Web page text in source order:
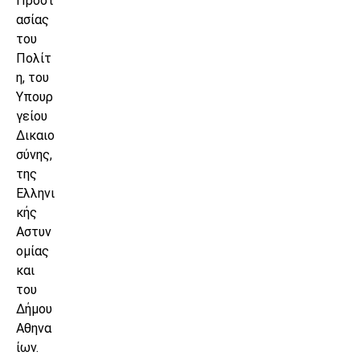
ασίας
του
Πολίτ
η, του
Υπουρ
γείου
Δικαιο
σύνης,
της
Ελληνι
κής
Αστυν
ομίας
και
του
Δήμου
Αθηνα
ίων.